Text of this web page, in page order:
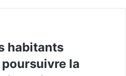
habitants
la